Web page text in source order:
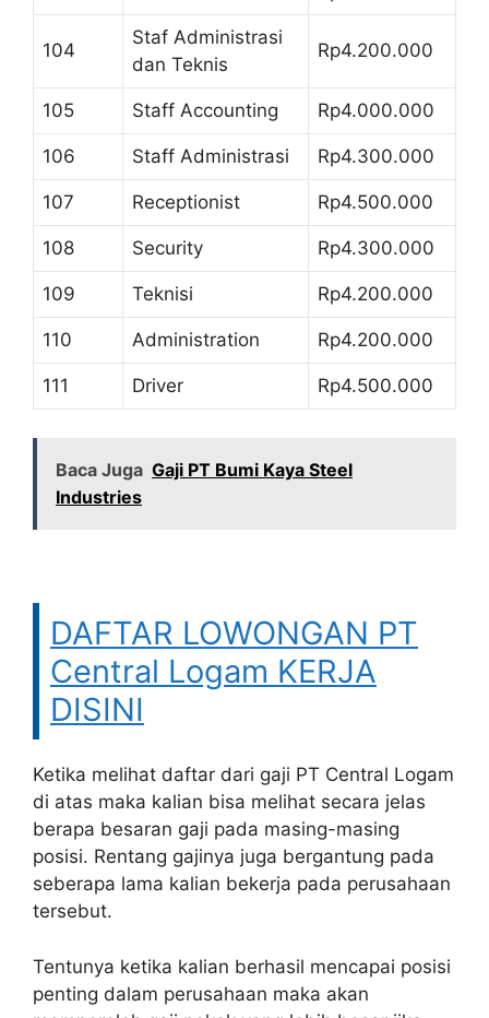
104
Staf Administrasi
dan Teknis
Rp4.200.000
105 Staff Accounting Rp4.000.000
106 Staff Administrasi Rp4.300.000
107 Receptionist Rp4.500.000
108 Security Rp4.300.000
109 Teknisi Rp4.200.000
110 Administration Rp4.200.000
111 Driver Rp4.500.000
Baca Juga Gaji PT Bumi Kaya Steel
Industries
DAFTAR LOWONGAN PT
Central Logam KERJA
DISINI
Ketika melihat daftar dari gaji PT Central Logam
di atas maka kalian bisa melihat secara jelas
berapa besaran gaji pada masing-masing
posisi. Rentang gajinya juga bergantung pada
seberapa lama kalian bekerja pada perusahaan
tersebut.
Tentunya ketika kalian berhasil mencapai posisi
penting dalam perusahaan maka akan